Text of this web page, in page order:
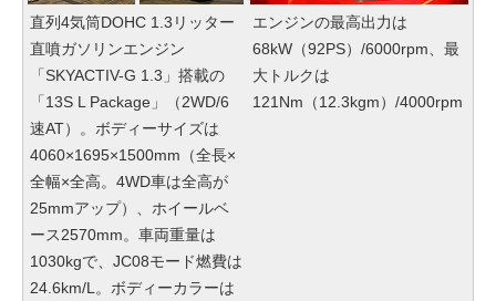
直列4気筒DOHC 1.3リッター
直噴ガソリンエンジン
「SKYACTIV-G 1.3」搭載の
「13S L Package」（2WD/6
速AT）。ボディーサイズは
4060×1695×1500mm（全長×
全幅×全高。4WD車は全高が
25mmアップ）、ホイールベ
ース2570mm。車両重量は
1030kgで、JC08モード燃費は
24.6km/L。ボディーカラーは
エンジンの最高出力は
68kW（92PS）/6000rpm、最
大トルクは
121Nm（12.3kgm）/4000rpm